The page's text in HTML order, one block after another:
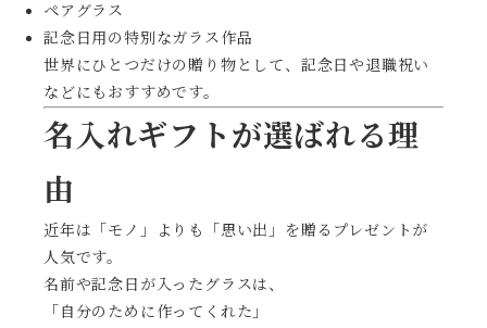
ペアグラス
記念日用の特別なガラス作品
世界にひとつだけの贈り物として、記念日や退職祝い
などにもおすすめです。
名入れギフトが選ばれる理
由
近年は「モノ」よりも「思い出」を贈るプレゼントが
人気です。
名前や記念日が入ったグラスは、
「自分のために作ってくれた」